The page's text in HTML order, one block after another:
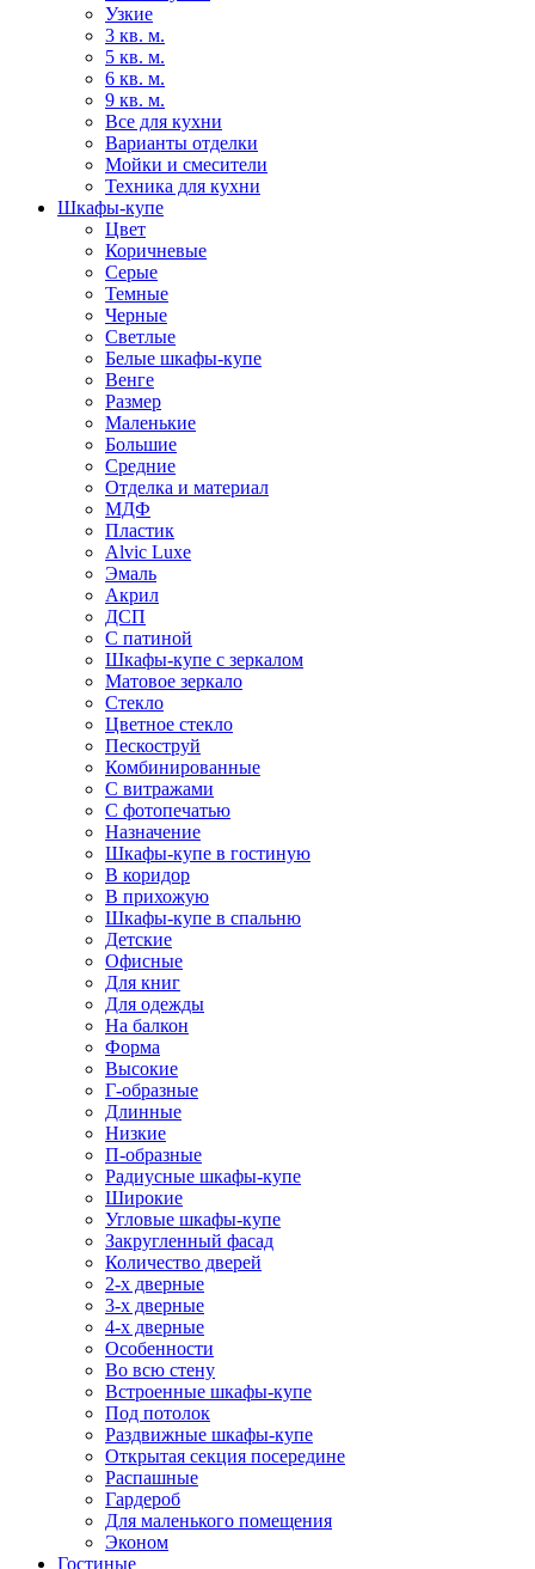
Узкие
3 кв. м.
5 кв. м.
6 кв. м.
9 кв. м.
Все для кухни
Варианты отделки
Мойки и смесители
Техника для кухни
Шкафы-купе
Цвет
Коричневые
Серые
Темные
Черные
Светлые
Белые шкафы-купе
Венге
Размер
Маленькие
Большие
Средние
Отделка и материал
МДФ
Пластик
Alvic Luxe
Эмаль
Акрил
ДСП
С патиной
Шкафы-купе с зеркалом
Матовое зеркало
Стекло
Цветное стекло
Пескоструй
Комбинированные
С витражами
С фотопечатью
Назначение
Шкафы-купе в гостиную
В коридор
В прихожую
Шкафы-купе в спальню
Детские
Офисные
Для книг
Для одежды
На балкон
Форма
Высокие
Г-образные
Длинные
Низкие
П-образные
Радиусные шкафы-купе
Широкие
Угловые шкафы-купе
Закругленный фасад
Количество дверей
2-х дверные
3-х дверные
4-х дверные
Особенности
Во всю стену
Встроенные шкафы-купе
Под потолок
Раздвижные шкафы-купе
Открытая секция посередине
Распашные
Гардероб
Для маленького помещения
Эконом
Гостиные